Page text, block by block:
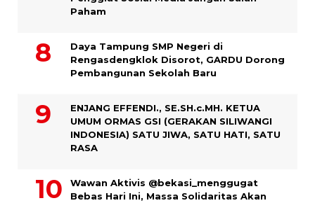
Paham
Daya Tampung SMP Negeri di
Rengasdengklok Disorot, GARDU Dorong
Pembangunan Sekolah Baru
ENJANG EFFENDI., SE.SH.c.MH. KETUA
UMUM ORMAS GSI (GERAKAN SILIWANGI
INDONESIA) SATU JIWA, SATU HATI, SATU
RASA
Wawan Aktivis @bekasi_menggugat
Bebas Hari Ini, Massa Solidaritas Akan